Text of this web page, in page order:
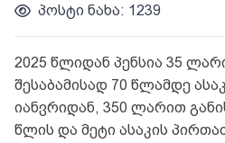
პოსტი ნახა: 1239
2025 წლიდან პენსია 35
შესაბამისად 70 წლამდე
იანვრიდან, 350 ლარით
წლის და მეტი ასაკის